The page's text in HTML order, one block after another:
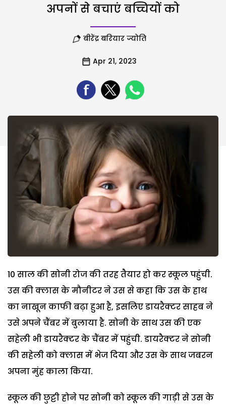
अपनों से बचाएं बच्चियों को
बीरेंद्र बरियार ज्योति
Apr 21, 2023
10 साल की सोनी रोज की तरह तैयार हो कर स्कूल पहुंची.
उस की क्लास के मौनीटर ने उस से कहा कि उस के हाथ
का नाखून काफी बढ़ा हुआ है, इसलिए डायरैक्टर साहब ने
उसे अपने चैंबर में बुलाया है. सोनी के साथ उस की एक
सहेली भी डायरैक्टर के चैंबर में पहुंची. डायरैक्टर ने सोनी
की सहेली को क्लास में भेज दिया और उस के साथ जबरन
अपना मुंह काला किया.
स्कूल की छुट्टी होने पर सोनी को स्कूल की गाड़ी से उस के